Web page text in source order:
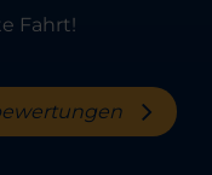
Fahrt!